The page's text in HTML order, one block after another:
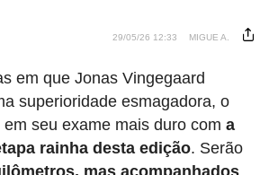
29/05/26 12:33 MIGUE A.
em que Jonas Vingegaard
superioridade esmagadora, o
seu exame mais duro com a
rainha desta edição. Serão
mas acompanhados